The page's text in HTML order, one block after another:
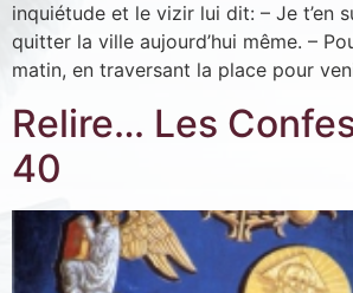
inquiétude et le vizir lui dit: – Je t’en
quitter la ville aujourd’hui même. –
matin, en traversant la place pour
Relire… Les
40